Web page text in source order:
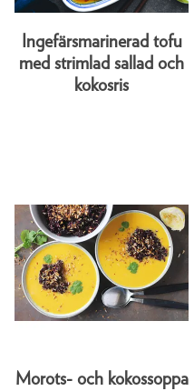
Ingefärsmarinerad tofu
med strimlad sallad och
kokosris
Morots- och kokossoppa